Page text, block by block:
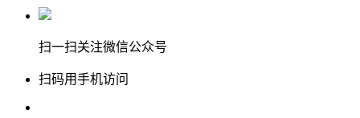
扫一扫关注微信公众号
扫码用手机访问